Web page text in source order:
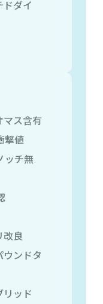
ドダイ
マス含有
撃値
ッチ無
改良
ウンドタ
リッド